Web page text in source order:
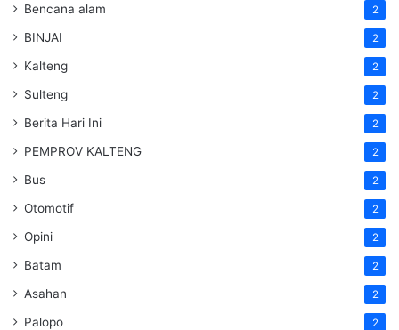
Bencana alam 2
BINJAI 2
Kalteng 2
Sulteng 2
Berita Hari Ini 2
PEMPROV KALTENG 2
Bus 2
Otomotif 2
Opini 2
Batam 2
Asahan 2
Palopo 2